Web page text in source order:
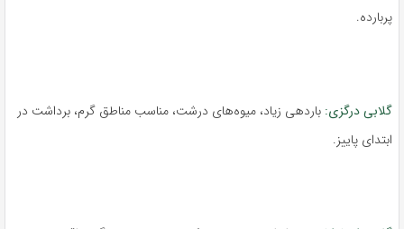
پربارده.
گلابی درگزی: باردهی زیاد، میوه‌های درشت، مناسب مناطق گرم، برداشت در
ابتدای پاییز.